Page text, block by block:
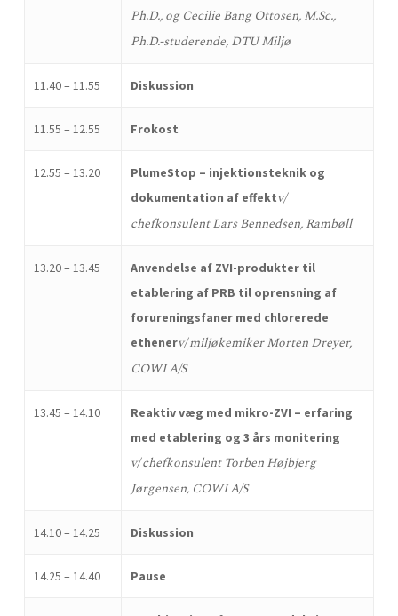
Ph.D., og Cecilie Bang Ottosen, M.Sc.,
Ph.D.-studerende, DTU Miljø
11.40 – 11.55 Diskussion
11.55 – 12.55 Frokost
12.55 – 13.20
PlumeStop – injektionsteknik og
dokumentation af effektv/
chefkonsulent Lars Bennedsen, Rambøll
13.20 – 13.45
Anvendelse af ZVI-produkter til
etablering af PRB til oprensning af
forureningsfaner med chlorerede
ethenerv/ miljøkemiker Morten Dreyer,
COWI A/S
13.45 – 14.10
Reaktiv væg med mikro-ZVI – erfaring
med etablering og 3 års monitering
v/ chefkonsulent Torben Højbjerg
Jørgensen, COWI A/S
14.10 – 14.25 Diskussion
14.25 – 14.40 Pause